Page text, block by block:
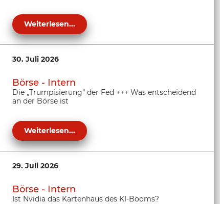
Weiterlesen...
30. Juli 2026
Börse - Intern
Die „Trumpisierung“ der Fed +++ Was entscheidend
an der Börse ist
Weiterlesen...
29. Juli 2026
Börse - Intern
Ist Nvidia das Kartenhaus des KI-Booms?